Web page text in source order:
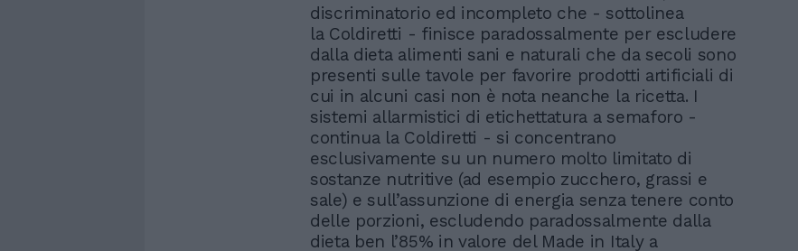
discriminatorio ed incompleto che - sottolinea
la Coldiretti - finisce paradossalmente per escludere
dalla dieta alimenti sani e naturali che da secoli sono
presenti sulle tavole per favorire prodotti artificiali di
cui in alcuni casi non è nota neanche la ricetta. I
sistemi allarmistici di etichettatura a semaforo -
continua la Coldiretti - si concentrano
esclusivamente su un numero molto limitato di
sostanze nutritive (ad esempio zucchero, grassi e
sale) e sull’assunzione di energia senza tenere conto
delle porzioni, escludendo paradossalmente dalla
dieta ben l’85% in valore del Made in Italy a